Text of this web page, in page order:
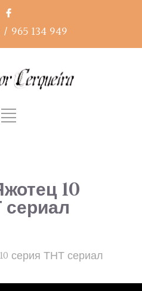
/ 965 134 949
10
серия ТНТ сериал